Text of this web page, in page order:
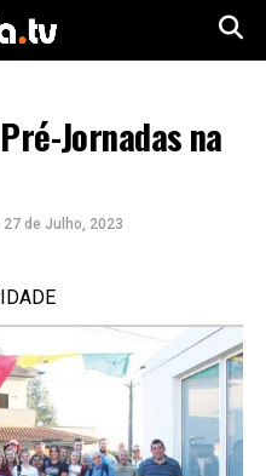
Jornadas na
27 de Julho, 2023